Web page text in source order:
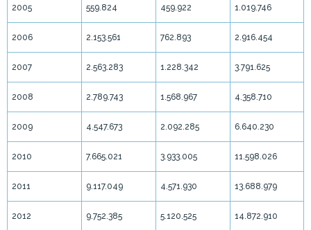
2005 559.824 459.922 1.019.746
2006 2.153.561 762.893 2.916.454
2007 2.563.283 1.228.342 3.791.625
2008 2.789.743 1.568.967 4.358.710
2009 4.547.673 2.092.285 6.640.230
2010 7.665.021 3.933.005 11.598.026
2011 9.117.049 4.571.930 13.688.979
2012 9.752.385 5.120.525 14.872.910